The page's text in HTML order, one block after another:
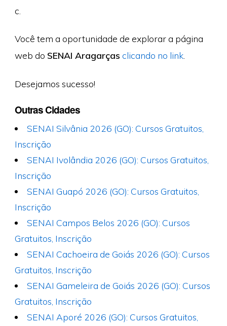
c.
Você tem a oportunidade de explorar a página
web do SENAI Aragarças clicando no link.
Desejamos sucesso!
Outras Cidades
SENAI Silvânia 2026 (GO): Cursos Gratuitos,
Inscrição
SENAI Ivolândia 2026 (GO): Cursos Gratuitos,
Inscrição
SENAI Guapó 2026 (GO): Cursos Gratuitos,
Inscrição
SENAI Campos Belos 2026 (GO): Cursos
Gratuitos, Inscrição
SENAI Cachoeira de Goiás 2026 (GO): Cursos
Gratuitos, Inscrição
SENAI Gameleira de Goiás 2026 (GO): Cursos
Gratuitos, Inscrição
SENAI Aporé 2026 (GO): Cursos Gratuitos,